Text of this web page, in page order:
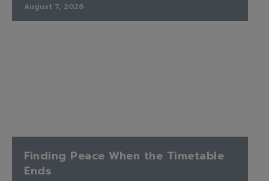
August 7, 2026
Finding Peace When the Timetable
Ends